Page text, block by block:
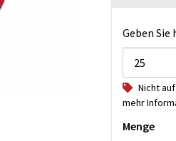
Geben
Nicht
mehr
Menge